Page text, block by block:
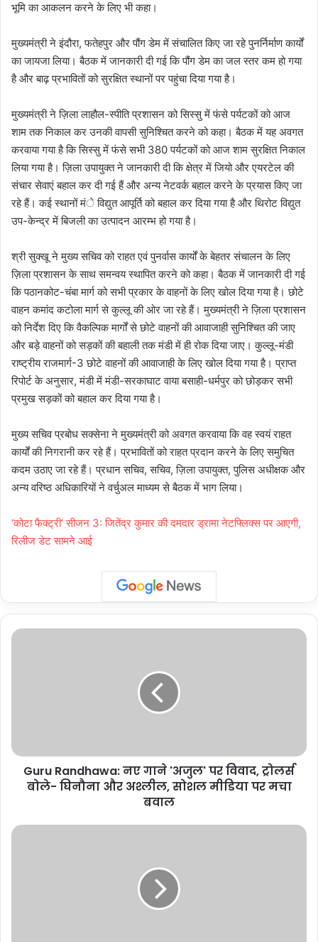
भूमि का आकलन करने के लिए भी कहा।
मुख्यमंत्री ने इंदौरा, फतेहपुर और पौंग डेम में संचालित किए जा रहे पुनर्निर्माण कार्यों
का जायजा लिया। बैठक में जानकारी दी गई कि पौंग डेम का जल स्तर कम हो गया
है और बाढ़ प्रभावितों को सुरक्षित स्थानों पर पहुंचा दिया गया है।
मुख्यमंत्री ने ज़िला लाहौल-स्पीति प्रशासन को सिस्सु में फंसे पर्यटकों को आज
शाम तक निकाल कर उनकी वापसी सुनिश्चित करने को कहा। बैठक में यह अवगत
करवाया गया है कि सिस्सु में फंसे सभी 380 पर्यटकों को आज शाम सुरक्षित निकाल
लिया गया है। ज़िला उपायुक्त ने जानकारी दी कि क्षेत्र में जियो और एयरटेल की
संचार सेवाएं बहाल कर दी गई हैं और अन्य नेटवर्क बहाल करने के प्रयास किए जा
रहे हैं। कई स्थानों मंे विद्युत आपूर्ति को बहाल कर दिया गया है और थिरोट विद्युत
उप-केन्द्र में बिजली का उत्पादन आरम्भ हो गया है।
श्री सुक्खू ने मुख्य सचिव को राहत एवं पुनर्वास कार्यों के बेहतर संचालन के लिए
ज़िला प्रशासन के साथ समन्वय स्थापित करने को कहा। बैठक में जानकारी दी गई
कि पठानकोट-चंबा मार्ग को सभी प्रकार के वाहनों के लिए खोल दिया गया है। छोटे
वाहन कमांद कटोला मार्ग से कुल्लू की ओर जा रहे हैं। मुख्यमंत्री ने ज़िला प्रशासन
को निर्देश दिए कि वैकल्पिक मार्गों से छोटे वाहनों की आवाजाही सुनिश्चित की जाए
और बड़े वाहनों को सड़कों की बहाली तक मंडी में ही रोक दिया जाए। कुल्लू-मंडी
राष्ट्रीय राजमार्ग-3 छोटे वाहनों की आवाजाही के लिए खोल दिया गया है। प्राप्त
रिपोर्ट के अनुसार, मंडी में मंडी-सरकाघाट वाया बसाही-धर्मपुर को छोड़कर सभी
प्रमुख सड़कों को बहाल कर दिया गया है।
मुख्य सचिव प्रबोध सक्सेना ने मुख्यमंत्री को अवगत करवाया कि वह स्वयं राहत
कार्यों की निगरानी कर रहे हैं। प्रभावितों को राहत प्रदान करने के लिए समुचित
कदम उठाए जा रहे हैं। प्रधान सचिव, सचिव, ज़िला उपायुक्त, पुलिस अधीक्षक और
अन्य वरिष्ठ अधिकारियों ने वर्चुअल माध्यम से बैठक में भाग लिया।
‘कोटा फैक्ट्री’ सीजन 3: जितेंद्र कुमार की दमदार ड्रामा नेटफ्लिक्स पर आएगी,
रिलीज डेट सामने आई
Guru
बोले-
घिनौना
मीडिया
Guru Randhawa: नए गाने 'अजुल' पर विवाद, ट्रोलर्स
बोले- घिनौना और अश्लील, सोशल मीडिया पर मचा
बवाल
खेल